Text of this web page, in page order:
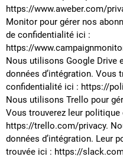
https://www.aweber.com/
Monitor pour gérer nos
de confidentialité ici :
https://
Nous utilisons Google Drive
données d’intégration. Vous
confidentialité ici : https://
Nous utilisons Trello pour
Vous trouverez leur
https://trello.com/privacy.
données d’intégration. Leur
trouvée ici : https://